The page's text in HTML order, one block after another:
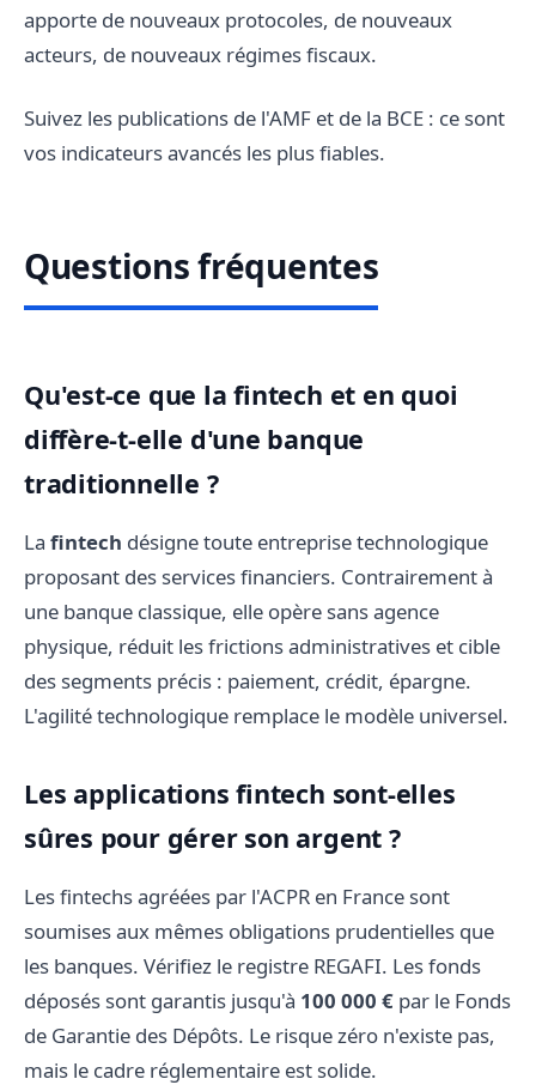
apporte de nouveaux protocoles, de nouveaux
acteurs, de nouveaux régimes fiscaux.
Suivez les publications de l'AMF et de la BCE : ce sont
vos indicateurs avancés les plus fiables.
Questions fréquentes
Qu'est-ce que la fintech et en quoi
diffère-t-elle d'une banque
traditionnelle ?
La fintech désigne toute entreprise technologique
proposant des services financiers. Contrairement à
une banque classique, elle opère sans agence
physique, réduit les frictions administratives et cible
des segments précis : paiement, crédit, épargne.
L'agilité technologique remplace le modèle universel.
Les applications fintech sont-elles
sûres pour gérer son argent ?
Les fintechs agréées par l'ACPR en France sont
soumises aux mêmes obligations prudentielles que
les banques. Vérifiez le registre REGAFI. Les fonds
déposés sont garantis jusqu'à 100 000 € par le Fonds
de Garantie des Dépôts. Le risque zéro n'existe pas,
mais le cadre réglementaire est solide.